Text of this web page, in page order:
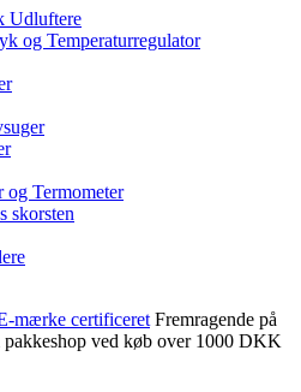
Udluftere
og Temperaturregulator
og Termometer
skorsten
mærke certificeret Fremragende på
ved køb over 1000 DKK